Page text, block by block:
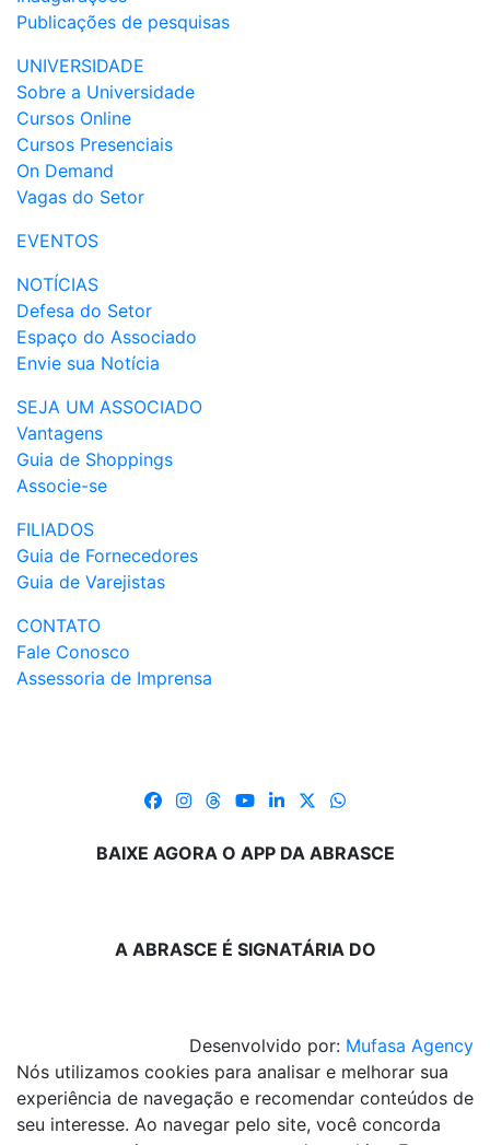
Publicações de pesquisas
UNIVERSIDADE
Sobre a Universidade
Cursos Online
Cursos Presenciais
On Demand
Vagas do Setor
EVENTOS
NOTÍCIAS
Defesa do Setor
Espaço do Associado
Envie sua Notícia
SEJA UM ASSOCIADO
Vantagens
Guia de Shoppings
Associe-se
FILIADOS
Guia de Fornecedores
Guia de Varejistas
CONTATO
Fale Conosco
Assessoria de Imprensa
BAIXE AGORA O APP DA ABRASCE
A ABRASCE É SIGNATÁRIA DO
Desenvolvido por: Mufasa Agency
Nós utilizamos cookies para analisar e melhorar sua
experiência de navegação e recomendar conteúdos de
seu interesse. Ao navegar pelo site, você concorda